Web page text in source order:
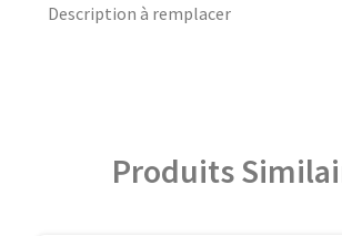
Description à remplacer
Produits